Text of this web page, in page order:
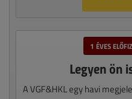
1 ÉVES
Legyen ön
A VGF&HKL egy havi